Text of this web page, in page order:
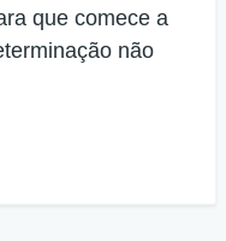
que comece a
não